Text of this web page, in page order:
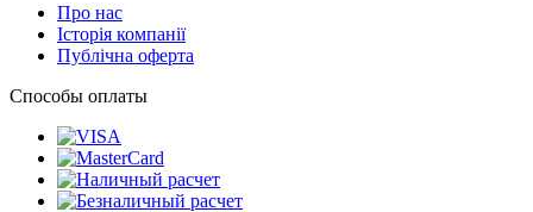
Про нас
Історія компанії
Публічна оферта
Способы оплаты